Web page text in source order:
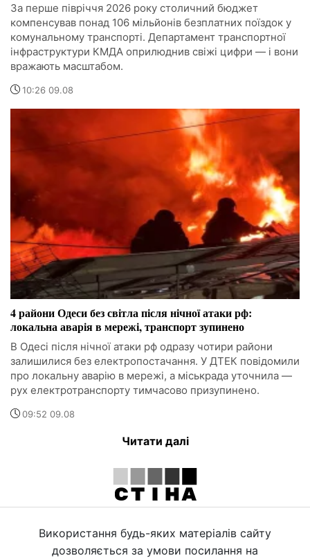
За перше півріччя 2026 року столичний бюджет
компенсував понад 106 мільйонів безплатних поїздок у
комунальному транспорті. Департамент транспортної
інфраструктури КМДА оприлюднив свіжі цифри — і вони
вражають масштабом.
10:26 09.08
4 райони Одеси без світла після нічної атаки рф:
локальна аварія в мережі, транспорт зупинено
В Одесі після нічної атаки рф одразу чотири райони
залишилися без електропостачання. У ДТЕК повідомили
про локальну аварію в мережі, а міськрада уточнила —
рух електротранспорту тимчасово призупинено.
09:52 09.08
Читати далі
Використання будь-яких матеріалів сайту
дозволяється за умови посилання на